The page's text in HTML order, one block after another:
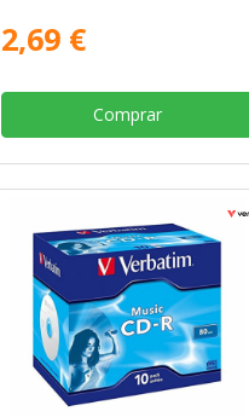
2,69 €
Comprar